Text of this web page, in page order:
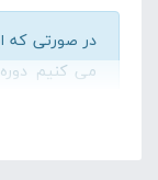
در صورتی که
می کنیم